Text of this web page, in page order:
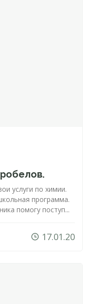
услуги по химии.
программа.
помогу поступ...
17.01.20